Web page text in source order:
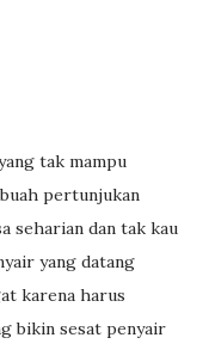
tak mampu
pertunjukan
seharian dan tak kau
yang datang
karena harus
bikin sesat penyair